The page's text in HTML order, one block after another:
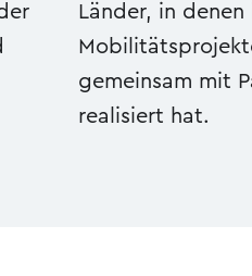
Länder, in denen
gemeinsam mit
realisiert hat.